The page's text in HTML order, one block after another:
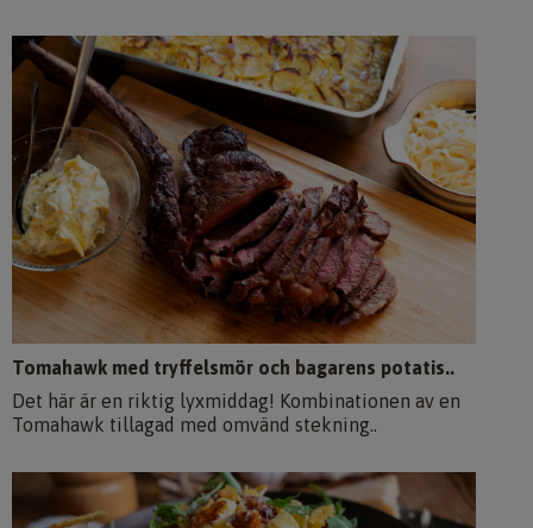
Tomahawk med tryffelsmör och bagarens potatis..
Det här är en riktig lyxmiddag! Kombinationen av en
Tomahawk tillagad med omvänd stekning..